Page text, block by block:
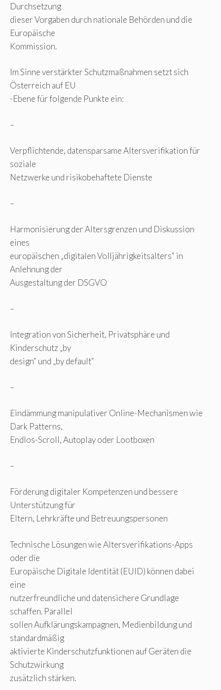
Durchsetzung
dieser Vorgaben durch nationale Behörden und die
Europäische
Kommission.
Im Sinne verstärkter Schutzmaßnahmen setzt sich
Österreich auf EU
-Ebene für folgende Punkte ein:
–
Verpflichtende, datensparsame Altersverifikation für
soziale
Netzwerke und risikobehaftete Dienste
–
Harmonisierung der Altersgrenzen und Diskussion
eines
europäischen „digitalen Volljährigkeitsalters“ in
Anlehnung der
Ausgestaltung der DSGVO
–
Integration von Sicherheit, Privatsphäre und
Kinderschutz „by
design“ und „by default“
–
Eindämmung manipulativer Online-Mechanismen wie
Dark Patterns,
Endlos-Scroll, Autoplay oder Lootboxen
–
Förderung digitaler Kompetenzen und bessere
Unterstützung für
Eltern, Lehrkräfte und Betreuungspersonen
Technische Lösungen wie Altersverifikations-Apps
oder die
Europäische Digitale Identität (EUID) können dabei
eine
nutzerfreundliche und datensichere Grundlage
schaffen. Parallel
sollen Aufklärungskampagnen, Medienbildung und
standardmäßig
aktivierte Kinderschutzfunktionen auf Geräten die
Schutzwirkung
zusätzlich stärken.